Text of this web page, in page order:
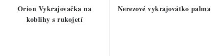
Orion Vykrajovačka na
koblihy s rukojetí
Nerezové vykrajovátko palma